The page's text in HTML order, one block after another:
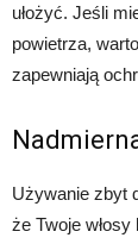
ułożyć. Jeśli
powietrza,
zapewniają
Używanie zbyt
że Twoje włosy